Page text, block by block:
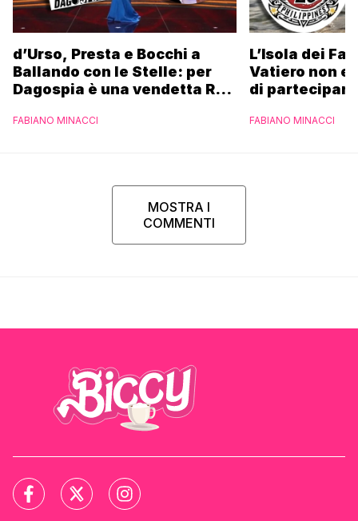
d’Urso, Presta e Bocchi a
Ballando con le Stelle: per
Dagospia è una vendetta Rai
FABIANO MINACCI
L’Isola dei
Vatiero non
di
FABIANO MINACCI
MOSTRA I
COMMENTI